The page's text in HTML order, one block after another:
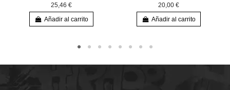
25,46 €
Añadir al carrito
20,00 €
Añadir al carrito